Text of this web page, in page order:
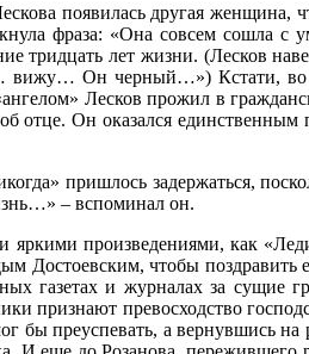
появилась другая
фраза: «Она совсем сошла с
тридцать лет жизни. (Лесков
Он черный…») Кстати, во
Лесков прожил в
отце. Он оказался
пришлось задержаться,
– вспоминал он.
яркими произведениями, как
Достоевским, чтобы
газетах и журналах за
признают превосходство
бы преуспевать, а вернувшись